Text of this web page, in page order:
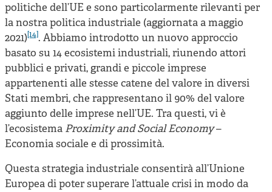
politiche dell’UE e sono particolarmente rilevanti per
la nostra politica industriale (aggiornata a maggio
2021)[14]. Abbiamo introdotto un nuovo approccio
basato su 14 ecosistemi industriali, riunendo attori
pubblici e privati, grandi e piccole imprese
appartenenti alle stesse catene del valore in diversi
Stati membri, che rappresentano il 90% del valore
aggiunto delle imprese nell’UE. Tra questi, vi è
l’ecosistema Proximity and Social Economy–
Economia sociale e di prossimità.
Questa strategia industriale consentirà all’Unione
Europea di poter superare l’attuale crisi in modo da